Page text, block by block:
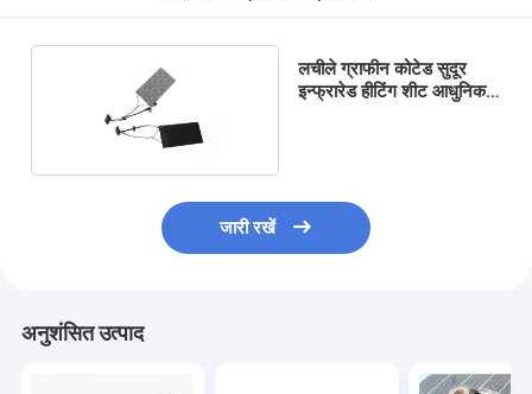
लचीले ग्राफीन कोटेड सुदूर
इन्फ्रारेड हीटिंग शीट आधुनिक
जारी रखें
अनुशंसित उत्पाद